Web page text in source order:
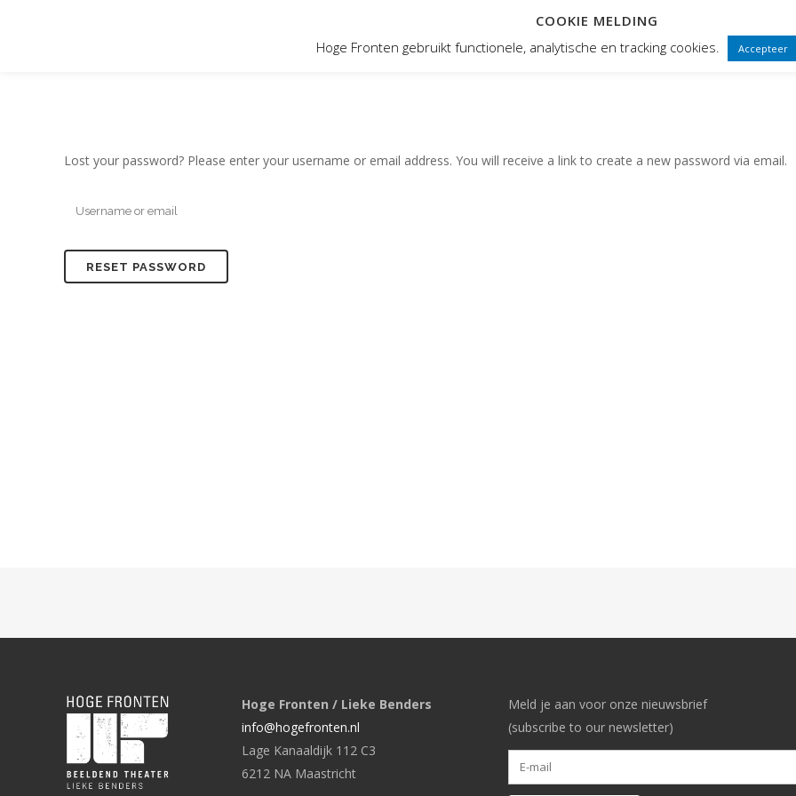
VOORSTELLINGEN PUBLIEKSWERKING
Lost your password? Please enter your username or email address. You will receive a link to create a new password via email.
Hoge Fronten / Lieke Benders
info@hogefronten.nl
Lage Kanaaldijk 112 C3
6212 NA Maastricht
Meld je aan voor onze nieuwsbrief
(subscribe to our newsletter)
COOKIE MELDING
Hoge Fronten gebruikt functionele, analytische en tracking cookies.
Accepteer